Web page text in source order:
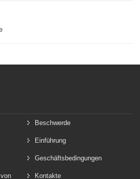
Beschwerde
Einführung
Geschäftsbedingungen
Kontakte